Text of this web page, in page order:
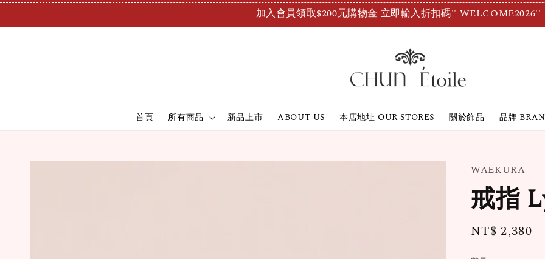
加入會員領取$200元購物金 立即輸入折扣碼'' WELCOME2026''
首頁 所有商品 新品上市 ABOUT US 本店地址 OUR STORES 關於飾品 品牌
WAEKURA
戒指
Regular
NT$ 2,380